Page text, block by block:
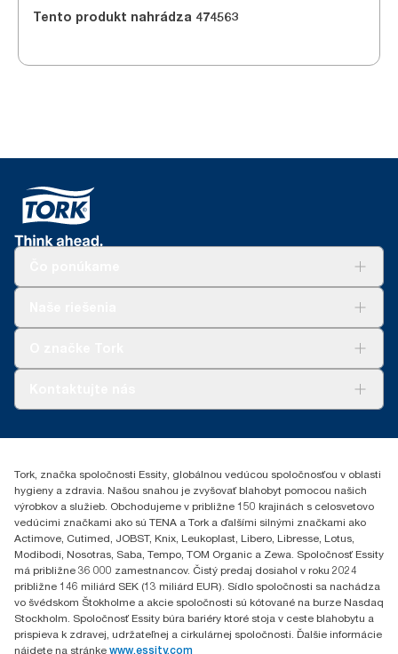
Tento produkt nahrádza 474563
Essity Slovakia s.r.o.
049 12 Gemerská Hôrka
Tork, značka spoločnosti Essity, globálnou vedúcou spoločnosťou v oblasti
hygieny a zdravia. Našou snahou je zvyšovať blahobyt pomocou našich
výrobkov a služieb. Obchodujeme v približne 150 krajinách s celosvetovo
vedúcimi značkami ako sú TENA a Tork a ďalšími silnými značkami ako
Actimove, Cutimed, JOBST, Knix, Leukoplast, Libero, Libresse, Lotus,
Modibodi, Nosotras, Saba, Tempo, TOM Organic a Zewa. Spoločnosť Essity
má približne 36 000 zamestnancov. Čistý predaj dosiahol v roku 2024
približne 146 miliárd SEK (13 miliárd EUR). Sídlo spoločnosti sa nachádza
vo švédskom Štokholme a akcie spoločnosti sú kótované na burze Nasdaq
Stockholm. Spoločnosť Essity búra bariéry ktoré stoja v ceste blahobytu a
prispieva k zdravej, udržateľnej a cirkulárnej spoločnosti. Ďalšie informácie
nájdete na stránke www.essity.com